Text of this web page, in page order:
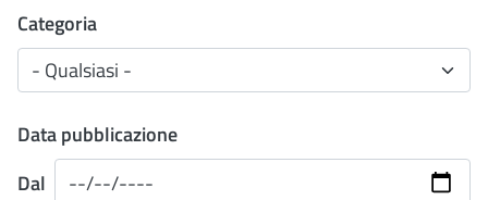
Categoria
Data pubblicazione
Dal